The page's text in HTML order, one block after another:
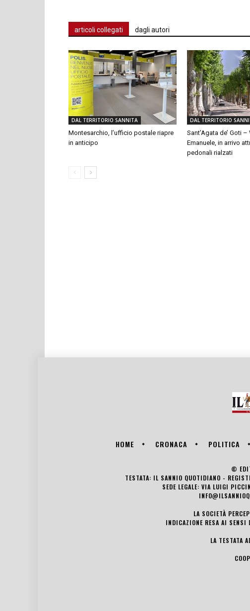
articoli collegati dagli autori
DAL TERRITORIO SANNITA
Montesarchio, l’ufficio postale riapre
in anticipo
DAL TERRITORIO
Sant’Agata de’ Goti
Emanuele, in arrivo
pedonali rialzati
HOME CRONACA POLITICA
©
TESTATA: IL SANNIO QUOTIDIANO -
SEDE LEGALE: VIA LUIGI
LA SOCIETÀ
INDICAZIONE RESA AI SENSI
LA TESTATA